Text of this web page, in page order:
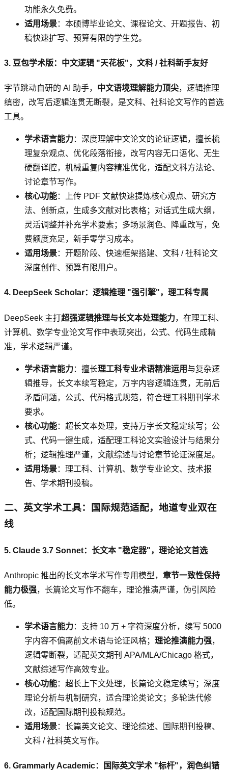
功能永久免费。
适用场景：本硕博毕业论文、课程论文、开题报告、初
稿快速扩写、预算有限的学生党。
3. 豆包学术版：中文逻辑 "天花板"，文科 / 社科新手友好
字节跳动自研的 AI 助手， 中文语境理解能力顶尖，逻辑推理
缜密，改写后逻辑连贯无断裂，是文科、社科论文写作的首选
工具。
学术语言能力：深度理解中文论文的论证逻辑，擅长梳
理复杂观点、优化段落衔接，改写内容无口语化、无生
硬翻译腔，机械重复内容精准优化，适配文科方法论、
讨论章节写作。
核心功能：上传 PDF 文献快速提炼核心观点、研究方
法、创新点，生成多文献对比表格；对话式生成大纲，
灵活调整并补充学术要素；多场景润色、降重改写，免
费额度充足，新手零学习成本。
适用场景：开题阶段、快速框架搭建、文科 / 社科论文
深度创作、预算有限用户。
4. DeepSeek Scholar：逻辑推理 "强引擎"，理工科专属
DeepSeek 主打超强逻辑推理与长文本处理能力，在理工科、
计算机、数学专业论文写作中表现突出，公式、代码生成精
准，学术逻辑严谨。
学术语言能力：擅长理工科专业术语精准运用 与复杂逻
辑推导，长文本续写稳定，万字内容逻辑连贯，无前后
矛盾问题，公式、代码格式规范，符合理工科期刊学术
要求。
核心功能：超长文本处理，支持万字长文稳定续写；公
式、代码一键生成，适配理工科论文实验设计与结果分
析；逻辑推理严谨，文献综述与讨论章节论证深度足。
适用场景：理工科、计算机、数学专业论文、技术报
告、学术期刊投稿。
二、英文学术工具：国际规范适配，地道专业双在
线
5. Claude 3.7 Sonnet：长文本 "稳定器"，理论论文首选
Anthropic 推出的长文本学术写作专用模型， 章节一致性保持
能力极强，长篇论文写作不翻车，理论推演严谨，伪引风险
低。
学术语言能力：支持 10 万 + 字符深度分析，续写 5000
字内容不偏离前文术语与论证风格； 理论推演能力强，
逻辑零断裂，适配英文期刊 APA/MLA/Chicago 格式，
文献综述写作高效专业。
核心功能：超长上下文处理，长篇论文稳定续写；深度
理论分析与机制研究，适合理论类论文；多轮迭代修
改，适配国际期刊投稿规范。
适用场景：长篇英文论文、理论综述、国际期刊投稿、
文科 / 社科英文写作。
6. Grammarly Academic：国际英文学术 "标杆"，润色纠错